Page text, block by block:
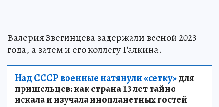
Валерия Звегинцева задержали весной 2023
года, а затем и его коллегу Галкина.
Над СССР военные натянули «сетку»для
пришельцев: как страна 13 лет тайно
искала и изучала инопланетных гостей